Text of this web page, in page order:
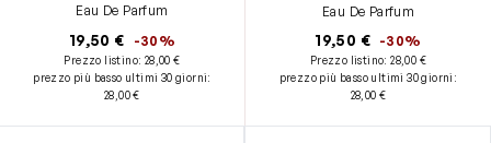
Eau De Parfum
19,50 € -30%
Prezzo listino: 28,00 €
prezzo più basso ultimi 30 giorni:
28,00 €
Eau De Parfum
19,50 € -30%
Prezzo listino:28,00 €
prezzo più basso ultimi 30 giorni :
28,00 €